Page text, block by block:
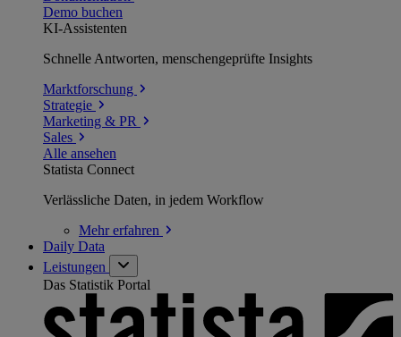
Demo buchen
KI-Assistenten
Schnelle Antworten, menschengeprüfte Insights
Marktforschung
Strategie
Marketing & PR
Sales
Alle ansehen
Statista Connect
Verlässliche Daten, in jedem Workflow
Mehrerfahren
Daily Data
Leistungen
Das Statistik Portal